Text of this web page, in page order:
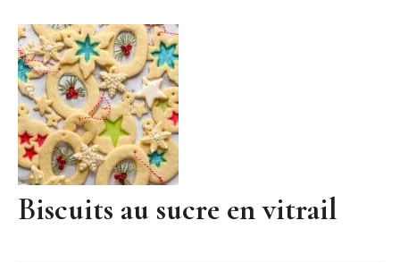
Biscuits au sucre en vitrail